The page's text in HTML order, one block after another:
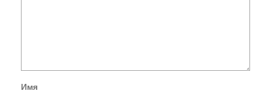
Имя